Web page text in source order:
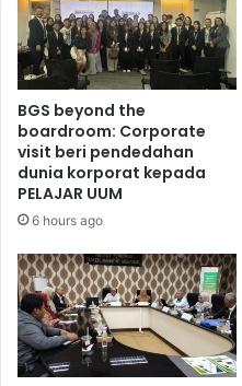
BGS beyond the
boardroom: Corporate
visit beri pendedahan
dunia korporat kepada
PELAJAR UUM
6 hours ago